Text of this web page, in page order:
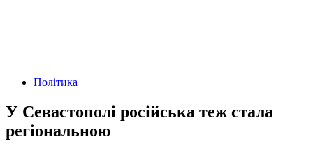
Політика
У Севастополі російська теж стала
регіональною